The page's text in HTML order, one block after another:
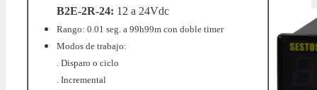
B2E-2R-24: 12 a 24Vdc
Rango: 0.01 seg. a 99h99m con doble timer
Modos de trabajo:
. Disparo o ciclo
. Incremental